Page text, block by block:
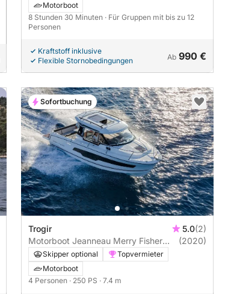
Motorboot
8 Stunden 30 Minuten · Für Gruppen mit bis zu 12
Personen
Kraftstoff inklusive
Flexible Stornobedingungen
Ab 990 €
Trogir 5.0(2)
Motorboot Jeanneau Merry Fisher
795 250PS
(2020)
Skipper optional
Topvermieter
Motorboot
4 Personen · 250 PS · 7.4 m
Sofortbuchung